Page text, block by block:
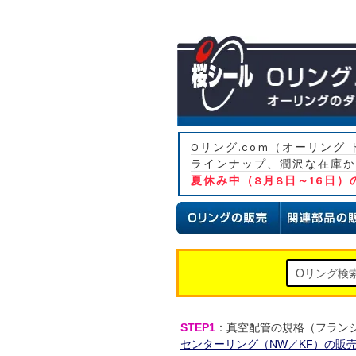
Oリング.com（オーリング
ラインナップ、潤沢な在庫
夏休み中（8月8日～16日）
STEP1 ：真空配管の規格（フラ
センターリング（NW／KF）の販